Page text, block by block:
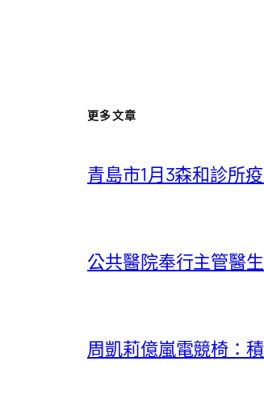
更多文章
青島市1月3森和診所
公共醫院奉行主管醫
周凱莉億嵐電競椅：